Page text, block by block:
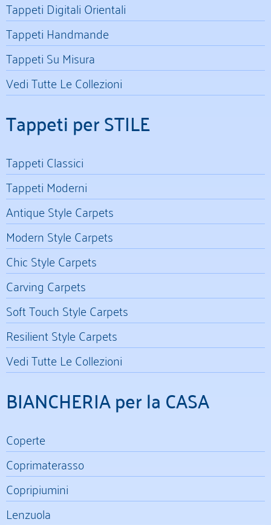
Tappeti Digitali Orientali
Tappeti Handmande
Tappeti Su Misura
Vedi Tutte Le Collezioni
Tappeti per STILE
Tappeti Classici
Tappeti Moderni
Antique Style Carpets
Modern Style Carpets
Chic Style Carpets
Carving Carpets
Soft Touch Style Carpets
Resilient Style Carpets
Vedi Tutte Le Collezioni
BIANCHERIA per la CASA
Coperte
Coprimaterasso
Copripiumini
Lenzuola